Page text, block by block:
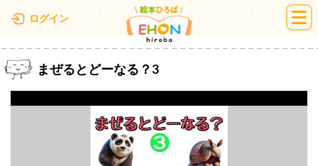
ログイン 絵本ひろば
まぜるとどーなる？3